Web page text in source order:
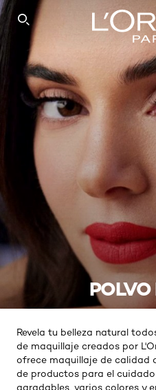
SEARCH THIS SITE
Revela tu belleza natural
de maquillaje creados por
ofrece maquillaje de calidad
de productos para el
agradables, varios colores y